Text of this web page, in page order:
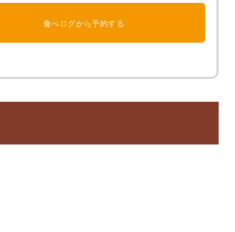
食べログから予約する